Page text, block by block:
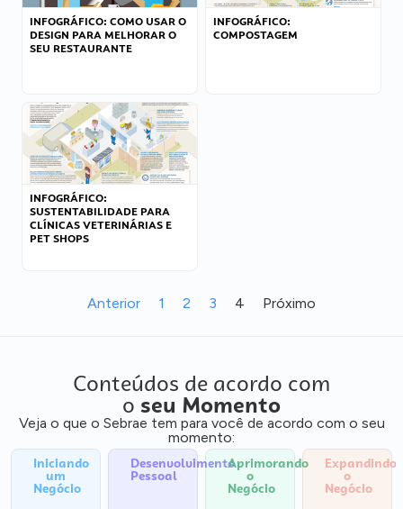
INFOGRÁFICO: COMO USAR O
DESIGN PARA MELHORAR O
SEU RESTAURANTE
INFOGRÁFICO:
COMPOSTAGEM
INFOGRÁFICO:
SUSTENTABILIDADE PARA
CLÍNICAS VETERINÁRIAS E
PET SHOPS
Anterior 1 2 3 4 Próximo
Conteúdos de acordo com
o seu Momento
Veja o que o Sebrae tem para você de acordo com o seu
momento:
Iniciando
um
Negócio
Desenvolvimento
Pessoal
Aprimorando
o
Negócio
Expandindo
o
Negócio